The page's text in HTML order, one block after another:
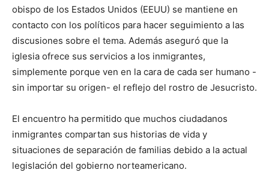
obispo de los Estados Unidos (EEUU) se mantiene en
contacto con los políticos para hacer seguimiento a las
discusiones sobre el tema. Además aseguró que la
iglesia ofrece sus servicios a los inmigrantes,
simplemente porque ven en la cara de cada ser humano -
sin importar su origen- el reflejo del rostro de Jesucristo.
El encuentro ha permitido que muchos ciudadanos
inmigrantes compartan sus historias de vida y
situaciones de separación de familias debido a la actual
legislación del gobierno norteamericano.